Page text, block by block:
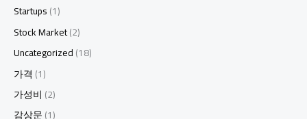
Startups(1)
Stock Market(2)
Uncategorized(18)
가격 (1)
가성비 (2)
감상문(1)